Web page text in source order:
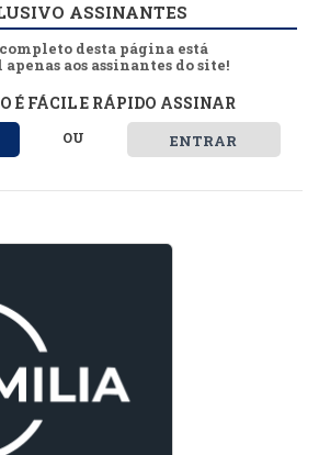
ASSINANTES
desta página está
aos assinantes do site!
É FÁCIL E RÁPIDO ASSINAR
OU ENTRAR